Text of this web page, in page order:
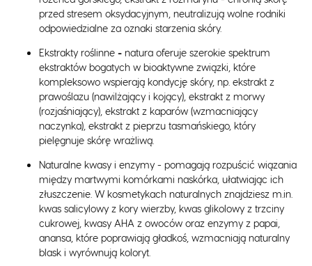
przed stresem oksydacyjnym, neutralizują wolne rodniki
odpowiedzialne za oznaki starzenia skóry.
Ekstrakty roślinne - natura oferuje szerokie spektrum
ekstraktów bogatych w bioaktywne związki, które
kompleksowo wspierają kondycję skóry, np. ekstrakt z
prawoślazu (nawilżający i kojący), ekstrakt z morwy
(rozjaśniający), ekstrakt z kaparów (wzmacniający
naczynka), ekstrakt z pieprzu tasmańskiego, który
pielęgnuje skórę wrażliwą.
Naturalne kwasy i enzymy - pomagają rozpuścić wiązania
między martwymi komórkami naskórka, ułatwiając ich
złuszczenie. W kosmetykach naturalnych znajdziesz m.in.
kwas salicylowy z kory wierzby, kwas glikolowy z trzciny
cukrowej, kwasy AHA z owoców oraz enzymy z papai,
anansa, które poprawiają gładkoś, wzmacniają naturalny
blask i wyrównują koloryt.